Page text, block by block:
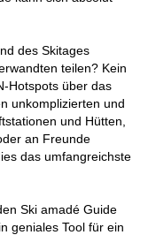
des Skitages
teilen? Kein
Hotspots über das
unkomplizierten und
und Hütten,
an Freunde
das umfangreichste
Ski amadé Guide
geniales Tool für ein